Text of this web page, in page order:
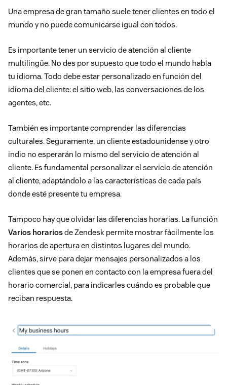
Una empresa de gran tamaño suele tener clientes en todo el
mundo y no puede comunicarse igual con todos.
Es importante tener un servicio de atención al cliente
multilingüe. No des por supuesto que todo el mundo habla
tu idioma. Todo debe estar personalizado en función del
idioma del cliente: el sitio web, las conversaciones de los
agentes, etc.
También es importante comprender las diferencias
culturales. Seguramente, un cliente estadounidense y otro
indio no esperarán lo mismo del servicio de atención al
cliente. Es fundamental personalizar el servicio de atención
al cliente, adaptándolo a las características de cada país
donde esté presente tu empresa.
Tampoco hay que olvidar las diferencias horarias. La función
Varios horariosde Zendesk permite mostrar fácilmente los
horarios de apertura en distintos lugares del mundo.
Además, sirve para dejar mensajes personalizados a los
clientes que se ponen en contacto con la empresa fuera del
horario comercial, para indicarles cuándo es probable que
reciban respuesta.